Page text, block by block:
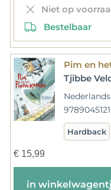
Niet op
Bestelbaar
Pim en
Tjibbe
Hardback
€15,99
in